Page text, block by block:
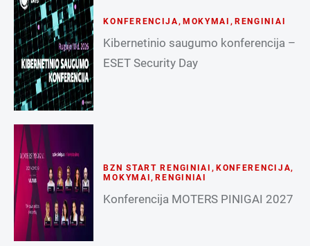
KONFERENCIJA , MOKYMAI , RENGINIAI
Kibernetinio saugumo konferencija –
ESET Security Day
BZN START RENGINIAI , KONFERENCIJA,
MOKYMAI ,RENGINIAI
Konferencija MOTERS PINIGAI 2027